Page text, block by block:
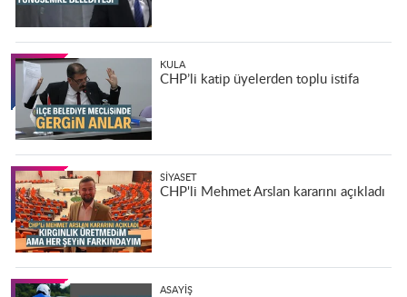
KULA
CHP’li katip üyelerden toplu istifa
SIYASET
CHP'li Mehmet Arslan kararını açıkladı
ASAYIŞ